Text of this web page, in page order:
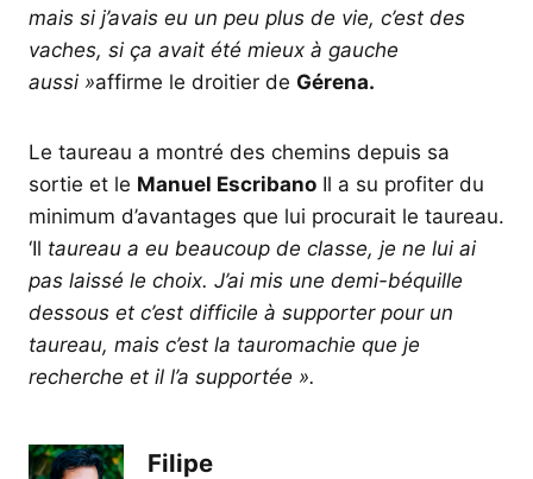
mais si j’avais eu un peu plus de vie, c’est des
vaches, si ça avait été mieux à gauche
aussi »affirme le droitier de Gérena.
Le taureau a montré des chemins depuis sa
sortie et le Manuel Escribano Il a su profiter du
minimum d’avantages que lui procurait le taureau.
‘Il taureau a eu beaucoup de classe, je ne lui ai
pas laissé le choix. J’ai mis une demi-béquille
dessous et c’est difficile à supporter pour un
taureau, mais c’est la tauromachie que je
recherche et il l’a supportée ».
Filipe